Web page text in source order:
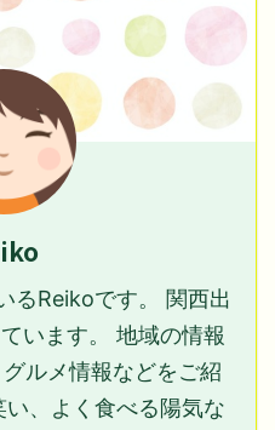
るReikoです。 関西出
います。 地域の情報
ルメ情報などをご紹
、よく食べる陽気な